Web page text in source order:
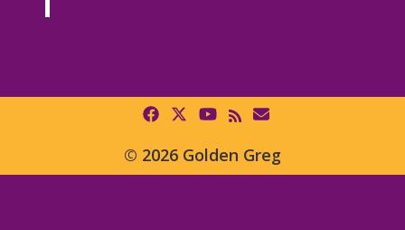
© 2026 Golden Greg